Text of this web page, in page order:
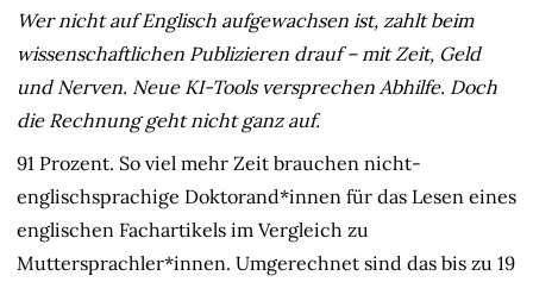
Wer nicht auf Englisch aufgewachsen ist, zahlt beim
wissenschaftlichen Publizieren drauf – mit Zeit, Geld
und Nerven. Neue KI-Tools versprechen Abhilfe. Doch
die Rechnung geht nicht ganz auf.
91 Prozent. So viel mehr Zeit brauchen nicht-
englischsprachige Doktorand*innen für das Lesen eines
englischen Fachartikels im Vergleich zu
Muttersprachler*innen. Umgerechnet sind das bis zu 19